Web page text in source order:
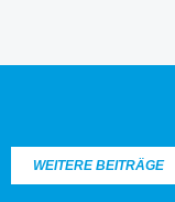
WEITERE BEITRÄGE